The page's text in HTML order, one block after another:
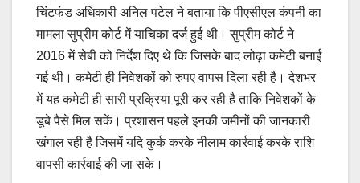
चिंटफंड अधिकारी अनिल पटेल ने बताया कि पीएसीएल कंपनी का
मामला सुप्रीम कोर्ट में याचिका दर्ज हुई थी। सुप्रीम कोर्ट ने
2016 में सेबी को निर्देश दिए थे कि जिसके बाद लोढ़ा कमेटी बनाई
गई थी। कमेटी ही निवेशकों को रुपए वापस दिला रही है। देशभर
में यह कमेटी ही सारी प्रक्रिया पूरी कर रही है ताकि निवेशकों केे
डूबे पैसे मिल सकें। प्रशासन पहले इनकी जमीनों की जानकारी
खंगाल रही है जिसमें यदि कुर्क करके नीलाम कार्रवाई करके राशि
वापसी कार्रवाई की जा सके।